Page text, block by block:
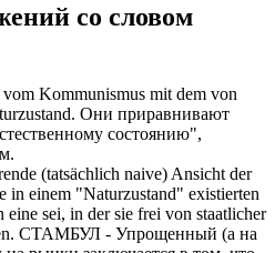
со словом
Kommunismus mit dem von
. Они приравнивают
состоянию",
(tatsächlich naive) Ansicht der
in einem "Naturzustand" existierten
eine sei, in der sie frei von staatlicher
СТАМБУЛ - Упрощенный (а на